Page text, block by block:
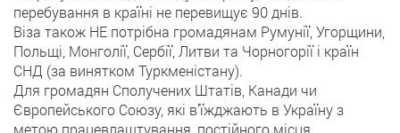
перебування в країні не перевищує 90 днів.
Віза також НЕ потрібна громадянам Румунії, Угорщини,
Польщі, Монголії, Сербії, Литви та Чорногорії і країн
СНД (за винятком Туркменістану).
Для громадян Сполучених Штатів, Канади чи
Європейського Союзу, які в'їжджають в Україну з
метою працевлаштування, постійного місця